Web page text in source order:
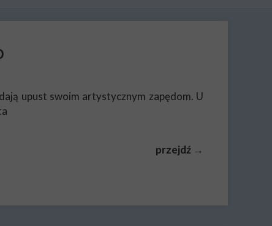
upust swoim artystycznym zapędom. U
przejdź →